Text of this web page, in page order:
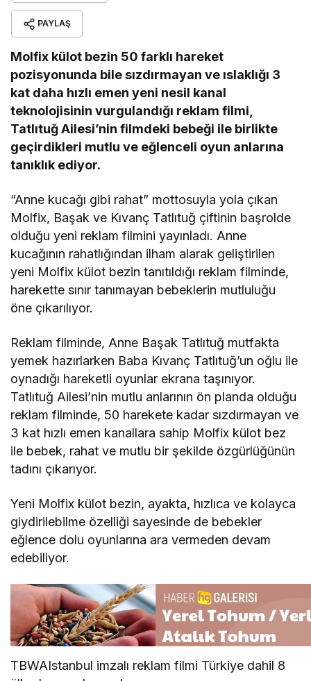
PAYLAŞ
Molfix külot bezin 50 farklı hareket
pozisyonunda bile sızdırmayan ve ıslaklığı 3
kat daha hızlı emen yeni nesil kanal
teknolojisinin vurgulandığı reklam filmi,
Tatlıtuğ Ailesi’nin filmdeki bebeği ile birlikte
geçirdikleri mutlu ve eğlenceli oyun anlarına
tanıklık ediyor.
“Anne kucağı gibi rahat” mottosuyla yola çıkan
Molfix, Başak ve Kıvanç Tatlıtuğ çiftinin başrolde
olduğu yeni reklam filmini yayınladı. Anne
kucağının rahatlığından ilham alarak geliştirilen
yeni Molfix külot bezin tanıtıldığı reklam filminde,
harekette sınır tanımayan bebeklerin mutluluğu
öne çıkarılıyor.
Reklam filminde, Anne Başak Tatlıtuğ mutfakta
yemek hazırlarken Baba Kıvanç Tatlıtuğ’un oğlu ile
oynadığı hareketli oyunlar ekrana taşınıyor.
Tatlıtuğ Ailesi’nin mutlu anlarının ön planda olduğu
reklam filminde, 50 harekete kadar sızdırmayan ve
3 kat hızlı emen kanallara sahip Molfix külot bez
ile bebek, rahat ve mutlu bir şekilde özgürlüğünün
tadını çıkarıyor.
Yeni Molfix külot bezin, ayakta, hızlıca ve kolayca
giydirilebilme özelliği sayesinde de bebekler
eğlence dolu oyunlarına ara vermeden devam
edebiliyor.
TBWAIstanbul imzalı reklam filmi Türkiye dahil 8